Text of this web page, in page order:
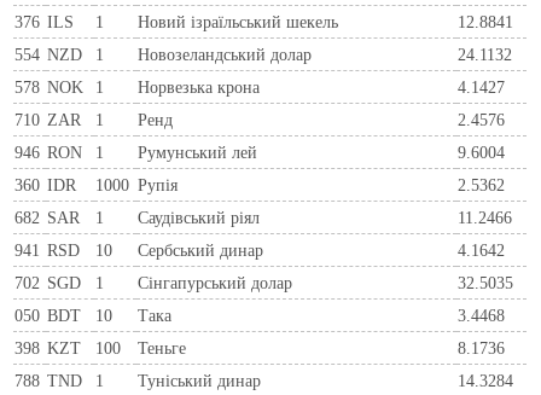
376 ILS 1 Новий ізраїльський шекель
12.8841
554 NZD 1 Новозеландський долар
24.1132
578 NOK 1 Норвезька крона
4.1427
710 ZAR 1 Ренд
2.4576
946 RON 1 Румунський лей
9.6004
360 IDR 1000 Рупія
2.5362
682 SAR 1 Саудівський ріял
11.2466
941 RSD 10 Сербський динар
4.1642
702 SGD 1 Сінгапурський долар
32.5035
050 BDT 10 Така
3.4468
398 KZT 100 Теньге
8.1736
788 TND 1 Туніський динар 14.3284